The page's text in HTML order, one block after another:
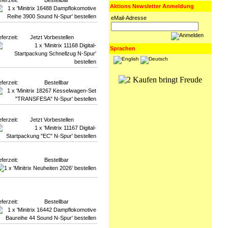
Jetzt Vorbestellen
Bestellbar
Jetzt Vorbestellen
Bestellbar
Bestellbar
Aktions Newsletter Anmeldung
eMail-Adresse
Sprachen